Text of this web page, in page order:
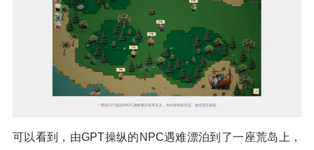
可以看到，由GPT操纵的NPC遇难漂泊到了一座荒岛上，